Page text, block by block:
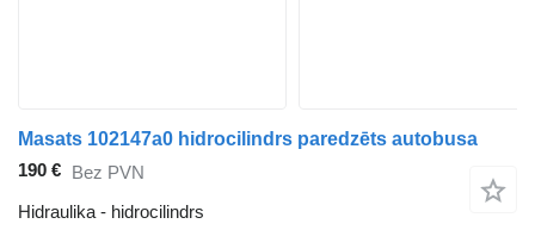
Masats 102147a0 hidrocilindrs paredzēts autobusa
190 € Bez PVN
Hidraulika - hidrocilindrs